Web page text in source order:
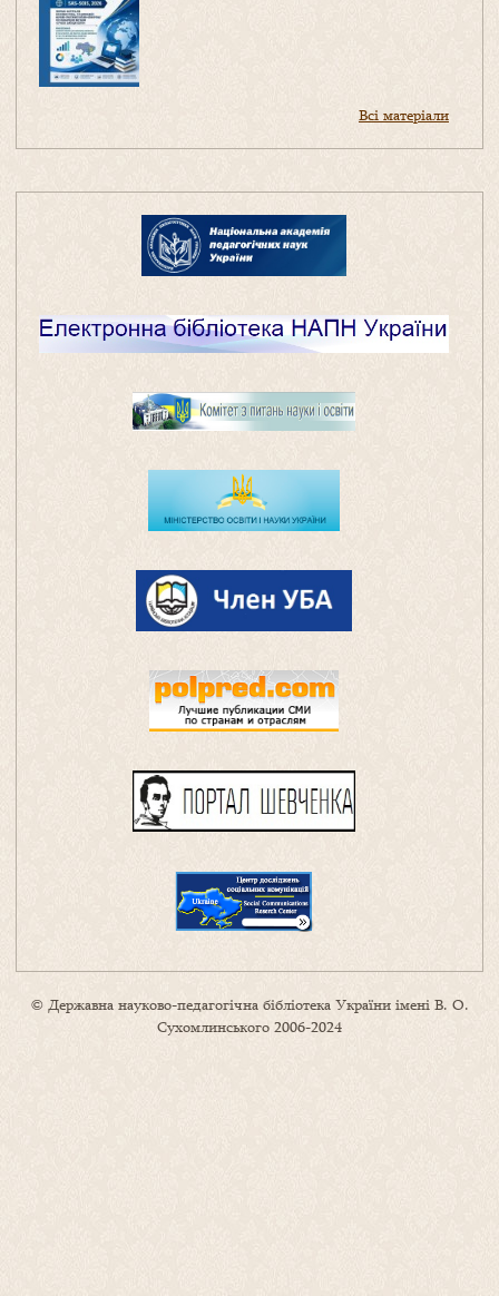
Всі матеріали
© Державна науково-педагогічна бібліотека України імені В. О.
Сухомлинського 2006-2024